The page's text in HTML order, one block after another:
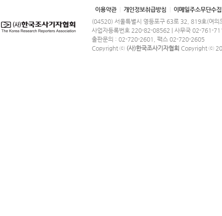
(04520) 서울특별시 영등포구 63로 32, 819호(여의
사업자등록번호 220-82-08562 | 사무국 02-761-
출판문의 : 02-720-2601, 팩스 02-720-2605
Copyright ⓒ (사)한국조사기자협회 Copyright ⓒ